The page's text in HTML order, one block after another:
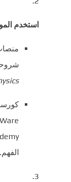
استخدم
الفهم.